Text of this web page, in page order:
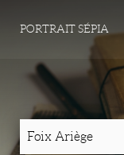
PORTRAIT SÉPIA